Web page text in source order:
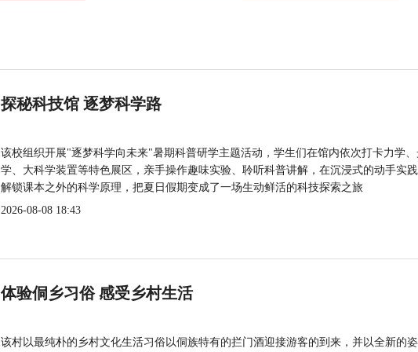
探秘科技馆 逐梦科学路
该校组织开展"逐梦科学向未来"暑期科普研学主题活动，学生们在馆内依次打卡力学
学、大科学装置等特色展区，亲手操作趣味实验、聆听科普讲解，在沉浸式的动手实
解锁课本之外的科学原理，把夏日假期变成了一场生动鲜活的科技探索之旅
2026-08-08 18:43
体验侗乡习俗 感受乡村生活
该村以最纯朴的乡村文化生活习俗以侗族特有的拦门酒迎接游客的到来，并以全新的